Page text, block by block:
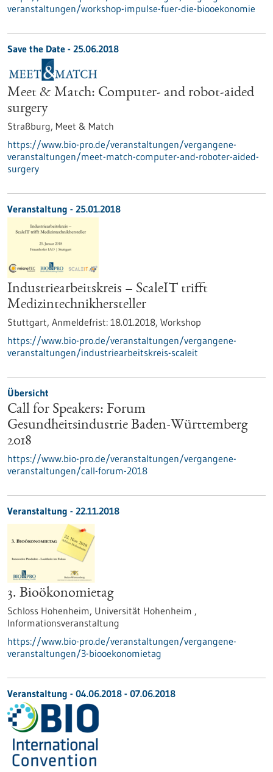
veranstaltungen/workshop-impulse-fuer-die-biooekonomie
Save the Date - 25.06.2018
Meet & Match: Computer- and robot-aided
surgery
Straßburg, Meet & Match
https://www.bio-pro.de/veranstaltungen/vergangene-
veranstaltungen/meet-match-computer-and-roboter-aided-
surgery
Veranstaltung - 25.01.2018
Industriearbeitskreis – ScaleIT trifft
Medizintechnikhersteller
Stuttgart, Anmeldefrist: 18.01.2018, Workshop
https://www.bio-pro.de/veranstaltungen/vergangene-
veranstaltungen/industriearbeitskreis-scaleit
Übersicht
Call for Speakers: Forum
Gesundheitsindustrie Baden-Württemberg
2018
https://www.bio-pro.de/veranstaltungen/vergangene-
veranstaltungen/call-forum-2018
Veranstaltung - 22.11.2018
3. Bioökonomietag
Schloss Hohenheim, Universität Hohenheim ,
Informationsveranstaltung
https://www.bio-pro.de/veranstaltungen/vergangene-
veranstaltungen/3-biooekonomietag
Veranstaltung - 04.06.2018 - 07.06.2018